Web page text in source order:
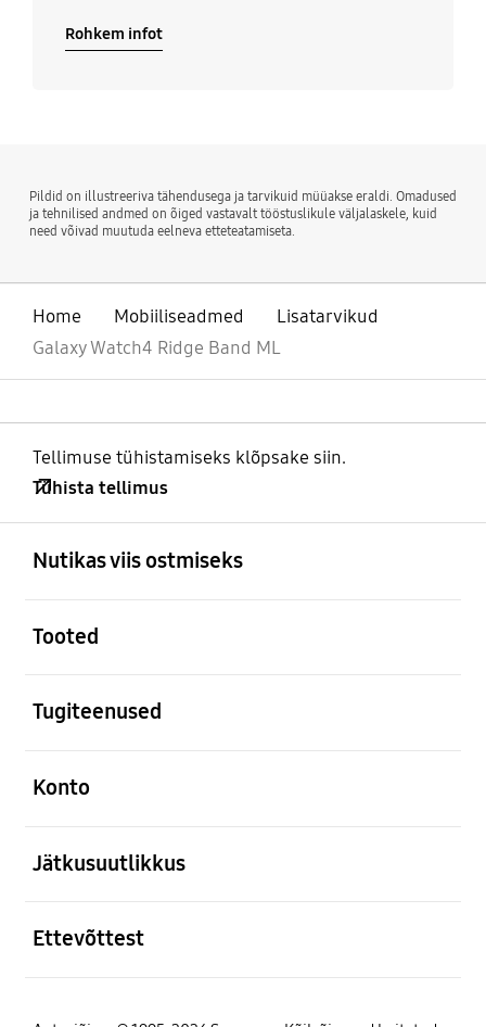
Rohkem infot
Pildid on illustreeriva tähendusega ja tarvikuid müüakse eraldi. Omadused
ja tehnilised andmed on õiged vastavalt tööstuslikule väljalaskele, kuid
need võivad muutuda eelneva etteteatamiseta.
Home Mobiiliseadmed
Lisatarvikud
Galaxy Watch4 Ridge Band ML
Tellimuse tühistamiseks klõpsake siin.
Tühista tellimus
Nutikas viis ostmiseks
Tooted
Tugiteenused
Konto
Jätkusuutlikkus
Ettevõttest